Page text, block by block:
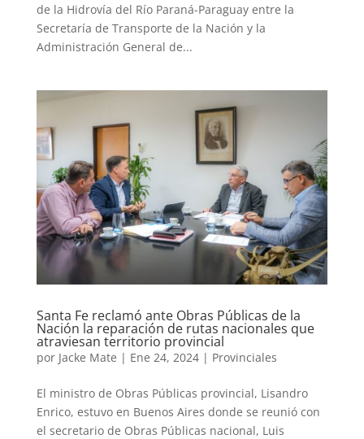
de la Hidrovía del Río Paraná-Paraguay entre la
Secretaría de Transporte de la Nación y la
Administración General de...
Santa Fe reclamó ante Obras Públicas de la
Nación la reparación de rutas nacionales que
atraviesan territorio provincial
por Jacke Mate | Ene 24, 2024| Provinciales
El ministro de Obras Públicas provincial, Lisandro
Enrico, estuvo en Buenos Aires donde se reunió con
el secretario de Obras Públicas nacional, Luis